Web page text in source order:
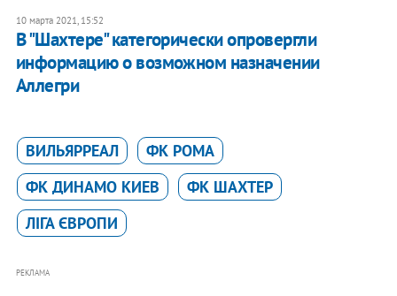
10 марта 2021, 15:52
В "Шахтере" категорически опровергли
информацию о возможном назначении
Аллегри
ВИЛЬЯРРЕАЛ
ФК РОМА
ФК ДИНАМО КИЕВ
ФК ШАХТЕР
ЛІГА ЄВРОПИ
РЕКЛАМА